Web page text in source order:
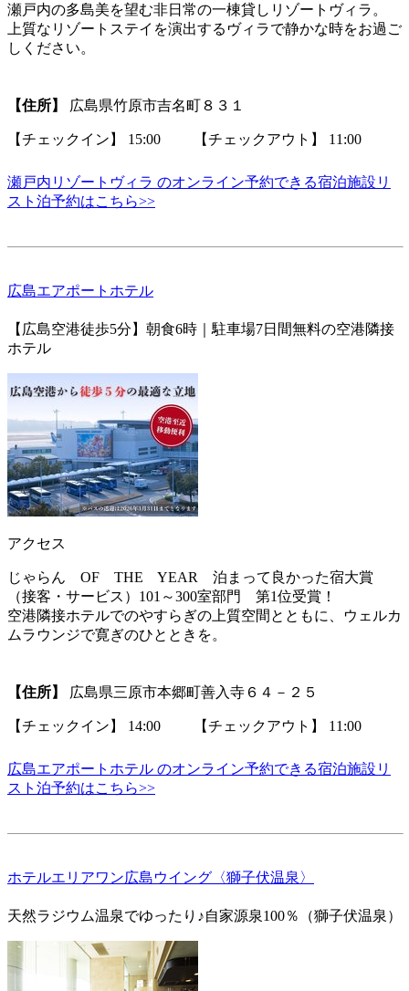
瀬戸内の多島美を望む非日常の一棟貸しリゾートヴィラ。
上質なリゾートステイを演出するヴィラで静かな時をお過ご
しください。
【住所】 広島県竹原市吉名町８３１
【チェックイン】 15:00 【チェックアウト】 11:00
瀬戸内リゾートヴィラ のオンライン予約できる宿泊施設リ
スト泊予約はこちら>>
広島エアポートホテル
【広島空港徒歩5分】朝食6時｜駐車場7日間無料の空港隣接
ホテル
アクセス
じゃらん OF THE YEAR 泊まって良かった宿大賞
（接客・サービス）101～300室部門 第1位受賞！
空港隣接ホテルでのやすらぎの上質空間とともに、ウェルカ
ムラウンジで寛ぎのひとときを。
【住所】 広島県三原市本郷町善入寺６４－２５
【チェックイン】 14:00 【チェックアウト】 11:00
広島エアポートホテル のオンライン予約できる宿泊施設リ
スト泊予約はこちら>>
ホテルエリアワン広島ウイング〈獅子伏温泉〉
天然ラジウム温泉でゆったり♪自家源泉100％（獅子伏温泉）